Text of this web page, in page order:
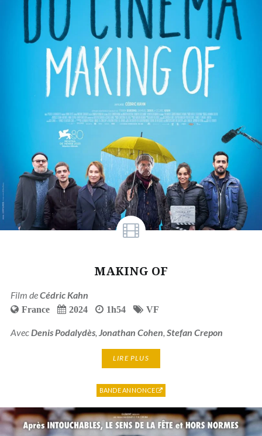
MAKING OF
Film deCédric Kahn
France 2024 1h54 VF
Avec Denis Podalydès, Jonathan Cohen Stefan Crepon
LIRE PLUS
BANDE ANNONCE